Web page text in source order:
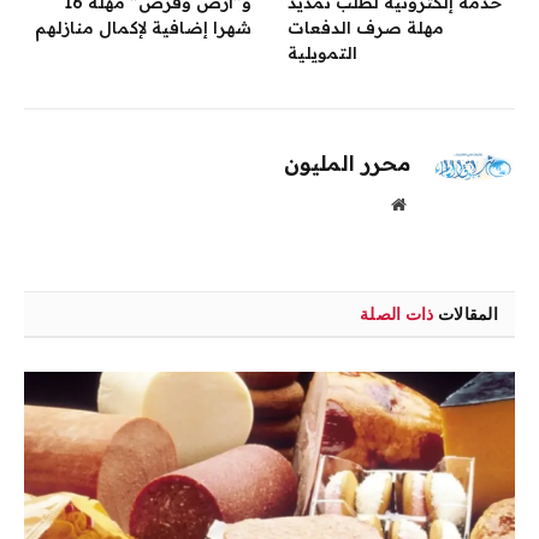
مهلة صرف الدفعات
التمويلية
شهرا إضافية لإكمال منازلهم
محرر المليون
موقع
المقالات ذات الصلة